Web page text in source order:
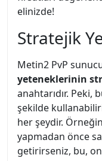
elinizde!
Stratejik
Metin2 PvP
yeteneklerinin
anahtarıdır. Peki,
şekilde
her şeydir.
yapmadan önce
getirirseniz, bu,